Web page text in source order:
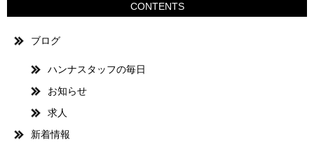
CONTENTS
ブログ
ハンナスタッフの毎日
お知らせ
求人
新着情報